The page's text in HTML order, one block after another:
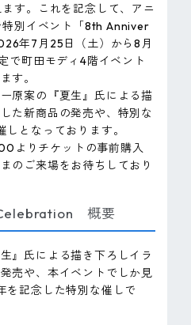
す。これを記念して、アニ
特別イベント「8th Anniver
年7月25日（土）から8月
で町田モディ4階イベント
す。
原案の『夏生』氏による描
た新商品の発売や、特別な
となっております。
よりチケットの事前購入
のご来場をお待ちしており
概要
』氏による描き下ろしイラ
売や、本イベントでしか見
を記念した特別な催しで